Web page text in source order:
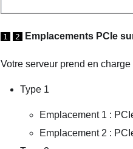
1 2 Emplacements PCIe
Votre serveur prend en
Type 1
Emplacement 1 :
Emplacement 2 :